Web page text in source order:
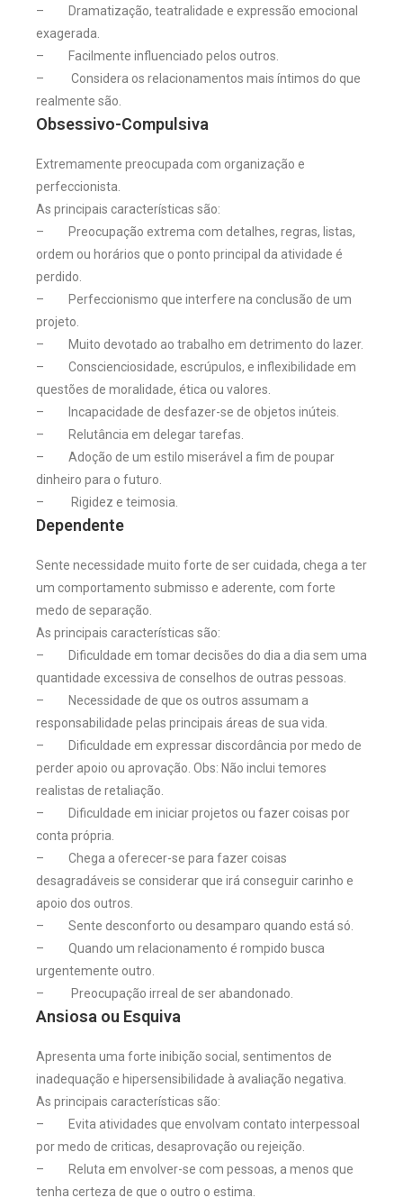
– Dramatização, teatralidade e expressão emocional
exagerada.
– Facilmente influenciado pelos outros.
– Considera os relacionamentos mais íntimos do que
realmente são.
Obsessivo-Compulsiva
Extremamente preocupada com organização e
perfeccionista.
As principais características são:
– Preocupação extrema com detalhes, regras, listas,
ordem ou horários que o ponto principal da atividade é
perdido.
– Perfeccionismo que interfere na conclusão de um
projeto.
– Muito devotado ao trabalho em detrimento do lazer.
– Conscienciosidade, escrúpulos, e inflexibilidade em
questões de moralidade, ética ou valores.
– Incapacidade de desfazer-se de objetos inúteis.
– Relutância em delegar tarefas.
– Adoção de um estilo miserável a fim de poupar
dinheiro para o futuro.
– Rigidez e teimosia.
Dependente
Sente necessidade muito forte de ser cuidada, chega a ter
um comportamento submisso e aderente, com forte
medo de separação.
As principais características são:
– Dificuldade em tomar decisões do dia a dia sem uma
quantidade excessiva de conselhos de outras pessoas.
– Necessidade de que os outros assumam a
responsabilidade pelas principais áreas de sua vida.
– Dificuldade em expressar discordância por medo de
perder apoio ou aprovação. Obs: Não inclui temores
realistas de retaliação.
– Dificuldade em iniciar projetos ou fazer coisas por
conta própria.
– Chega a oferecer-se para fazer coisas
desagradáveis se considerar que irá conseguir carinho e
apoio dos outros.
– Sente desconforto ou desamparo quando está só.
– Quando um relacionamento é rompido busca
urgentemente outro.
– Preocupação irreal de ser abandonado.
Ansiosa ou Esquiva
Apresenta uma forte inibição social, sentimentos de
inadequação e hipersensibilidade à avaliação negativa.
As principais características são:
– Evita atividades que envolvam contato interpessoal
por medo de criticas, desaprovação ou rejeição.
– Reluta em envolver-se com pessoas, a menos que
tenha certeza de que o outro o estima.